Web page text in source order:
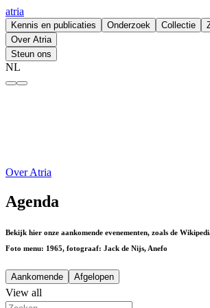
atria
Kennis en publicaties Onderzoek Collectie
Over Atria
Steun ons
NL
Over Atria
Agenda
Bekijk hier onze aankomende evenementen, zoals de
Foto menu: 1965, fotograaf: Jack de Nijs, Anefo
Aankomende Afgelopen
View all